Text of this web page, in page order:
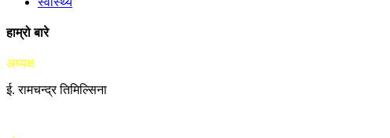
हाम्रो बारे
अध्यक्ष
ई. रामचन्द्र तिमिल्सिना